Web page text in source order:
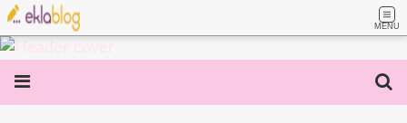
MENU